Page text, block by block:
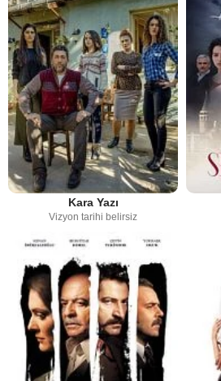
Kara Yazı
Vizyon tarihi belirsiz